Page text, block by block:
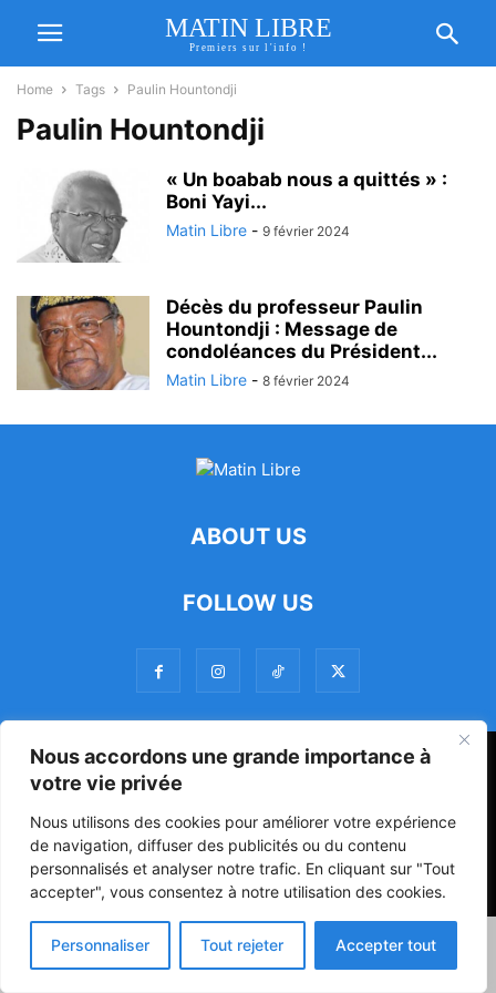
Nous accordons une grande importance à
votre vie privée
Nous utilisons des cookies pour améliorer votre expérience
de navigation, diffuser des publicités ou du contenu
personnalisés et analyser notre trafic. En cliquant sur "Tout
accepter", vous consentez à notre utilisation des cookies.
Personnaliser Tout rejeter Accepter tout
MATIN LIBRE
Premiers sur l'info !
Home Tags Paulin Hountondji
Paulin Hountondji
« Un boabab nous a quittés » :
Boni Yayi...
Matin Libre - 9 février 2024
Décès du professeur Paulin
Hountondji : Message de
condoléances du Président...
Matin Libre - 8 février 2024
ABOUT US
FOLLOW US
47ᵉ Assemblée Mondiale sur la Protection de la Vie Privée: Me
Luciano Hounkponou représente le Bénin à Séoul
Politique Société Culture
© Powered by digitXplus Francophone